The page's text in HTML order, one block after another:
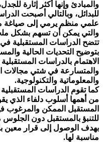
والمبادئ وإنها أكثر إثارة
للبدائل، وبالتالي أصبحت
علمي منظم يرمي إلى صياغة
والتي يمكن أن تسهم بشكل
تتضح الدراسات المستقبلية
بتوضيح التحديات الحالية
الاهتمام بالدراسات
والمتسارعة في شتي مجالات
والمعلوماتية والتكنولوجية.
كما تقوم الدراسات
من أهمها أسلوب دلفاء الذي
المستقبل الممكن والمرغوب
للتنبؤ بالمستقبل دون
بهدف الوصول إلى قرار معين
مناسبة لها.